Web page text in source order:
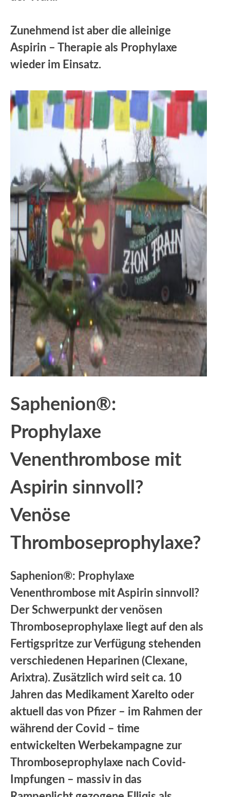
Zunehmend ist aber die alleinige
Aspirin – Therapie als Prophylaxe
wieder im Einsatz.
Saphenion®:
Prophylaxe
Venenthrombose mit
Aspirin sinnvoll?
Venöse
Thromboseprophylaxe?
Saphenion®: Prophylaxe
Venenthrombose mit Aspirin sinnvoll?
Der Schwerpunkt der venösen
Thromboseprophylaxe liegt auf den als
Fertigspritze zur Verfügung stehenden
verschiedenen Heparinen (Clexane,
Arixtra). Zusätzlich wird seit ca. 10
Jahren das Medikament Xarelto oder
aktuell das von Pfizer – im Rahmen der
während der Covid – time
entwickelten Werbekampagne zur
Thromboseprophylaxe nach Covid-
Impfungen – massiv in das